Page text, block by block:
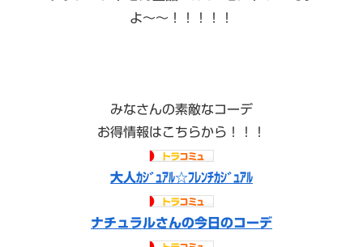
よ〜〜！！！！！
みなさんの素敵なコーデ
お得情報はこちらから！！！
大人ｶｼﾞｭｱﾙ☆ﾌﾚﾝﾁｶｼﾞｭｱﾙ
ナチュラルさんの今日のコーデ